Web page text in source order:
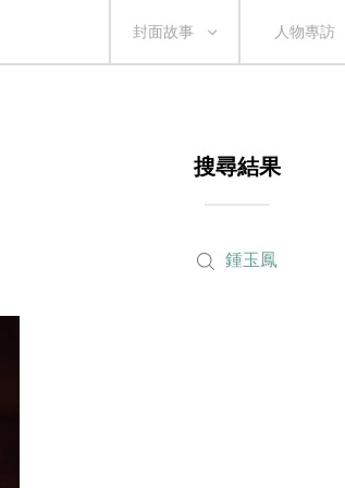
封面故事 人物專訪
搜尋結果
鍾玉鳳